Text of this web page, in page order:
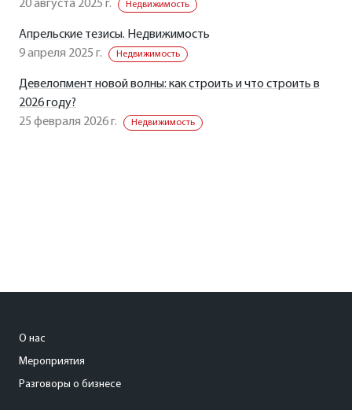
20 августа 2025 г.
Недвижимость
Апрельские тезисы. Недвижимость
9 апреля 2025 г.
Недвижимость
Девелопмент новой волны: как строить и что строить в
2026 году?
25 февраля 2026 г.
Недвижимость
О нас
Мероприятия
Разговоры о бизнесе